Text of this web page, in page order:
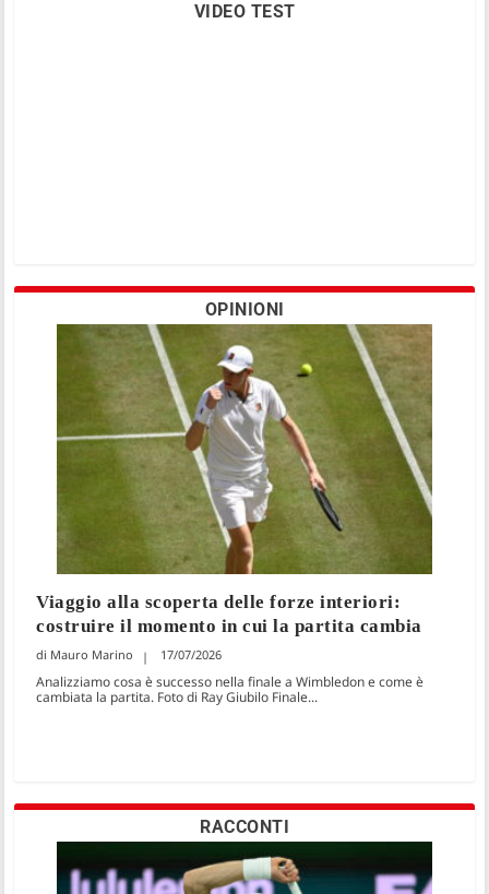
VIDEO TEST
OPINIONI
Viaggio alla scoperta delle forze interiori:
costruire il momento in cui la partita cambia
Mauro Marino 17/07/2026
Analizziamo cosa è successo nella finale a Wimbledon e come è
cambiata la partita. Foto di Ray Giubilo Finale...
RACCONTI